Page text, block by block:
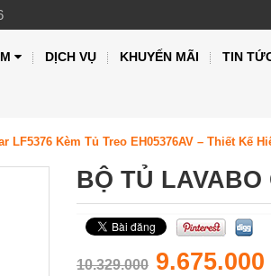
DỊCH VỤ KHUYẾN MÃI TIN
LF5376 Kèm Tủ Treo EH05376AV – Thiết Kế
BỘ TỦ LAVABO
10.329.000